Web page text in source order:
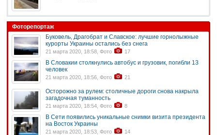
Фоторепортаж
Буковель, Драгобрат и Славское: лучшие горнолыжные
курорты Украины остались без снега
21 марта 2020, 18:58, Фото 17
В Словакии столкнулись автобус и грузовик, погибли 13
человек
21 марта 2020, 18:56, Фото 21
Осторожно за рулем: столичные дороги снова накрыла
загадочная туманность
21 марта 2020, 18:54, Фото 8
В Сети появились уникальные снимки визита президента
на Восток Украины
21 марта 2020, 18:53, Фото 14